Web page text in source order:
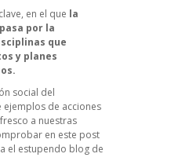
en el que la
por la
que
y planes
social del
de acciones
a nuestras
en este post
el estupendo blog de